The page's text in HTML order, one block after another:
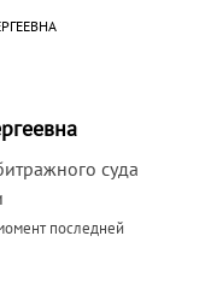
суда
последней